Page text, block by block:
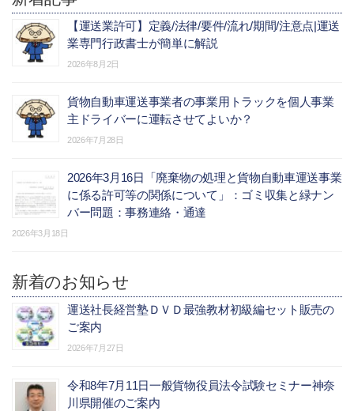
【運送業許可】定義/法律/要件/流れ/期間/注意点|運送
業専門行政書士が簡単に解説
2026年8月2日
貨物自動車運送事業者の事業用トラックを個人事業
主ドライバーに運転させてよいか？
2026年7月28日
2026年3月16日「廃棄物の処理と貨物自動車運送事業
に係る許可等の関係について」：ゴミ収集と緑ナン
バー問題：事務連絡・通達
2026年3月18日
新着のお知らせ
運送社長経営塾ＤＶＤ最強教材初級編セット販売の
ご案内
2026年7月27日
令和8年7月11日一般貨物役員法令試験セミナー神奈
川県開催のご案内